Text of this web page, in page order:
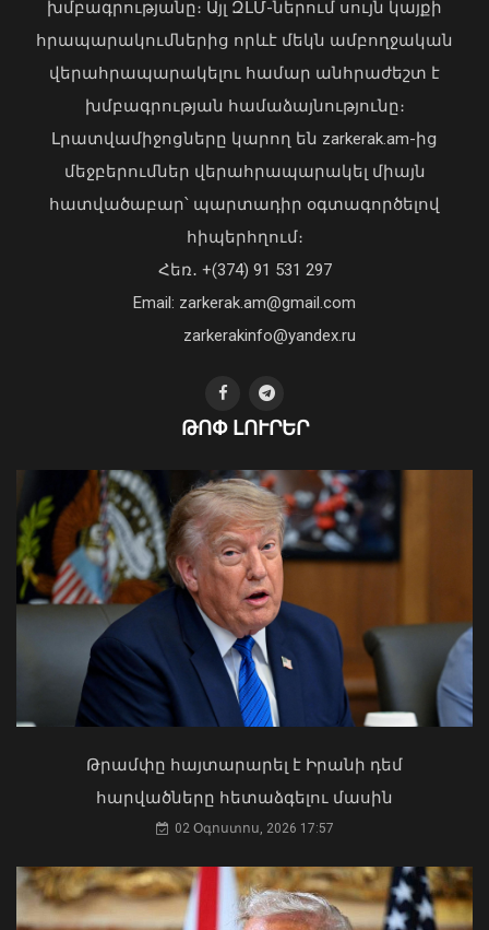
Վթարային ջրանջատում Երևանի
Կենտրոն վարչական շրջանում
09 Օգոստոս, 2026 11:43
2026 թվականի հունիսն ու հուլիսը
Եվրոպայում դարձել են
դիտարկումների պատմության
ամենաշոգ ամիսները
09 Օգոստոս, 2026 11:40
դեմ ծանր պայքարում»․ կյանքից
հեռացել է Արսեն Ասլանյանը
04 Օգոստոս, 2026 19:12
Կաթողիկոսը պետք է օրենքի առաջ
կանգնի, եթե հանցանք է գործել, կամ
արտաքին ազդեցության գործակալ
դարձել. աստվածաբան
07 Օգոստոս, 2026 17:03
խմբագրությանը։ Այլ ԶԼՄ-ներում սույն կայքի
հրապարակումներից որևէ մեկն ամբողջական
վերահրապարակելու համար անհրաժեշտ է
խմբագրության համաձայնությունը։
Լրատվամիջոցները կարող են zarkerak.am-ից
մեջբերումներ վերահրապարակել միայն
հատվածաբար՝ պարտադիր օգտագործելով
հիպերհղում։
Հեռ․ +(374) 91 531 297
Email: zarkerak.am@gmail.com
zarkerakinfo@yandex.ru
ԹՈՓ ԼՈՒՐԵՐ
Թրամփը հայտարարել է Իրանի դեմ
հարվածները հետաձգելու մասին
02 Օգոստոս, 2026 17:57